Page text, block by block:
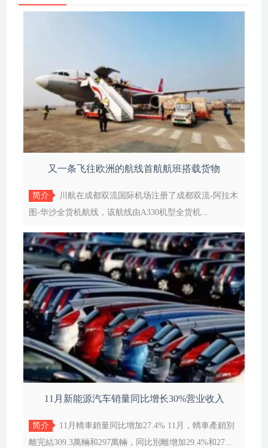
又一条飞往欧洲的航线首航航班搭载货物
简介
川航在成都双流国际机场注册了成都双流-阿拉木
图-华沙全货机航线，该航线由A330机型全货机...
11月新能源汽车销量同比增长30%营业收入
简介
11月轎車銷量同比增加27.4% 11月，轎車產銷別
離完結309.3萬輛和297萬輛，同比別離增加29.4%和27...